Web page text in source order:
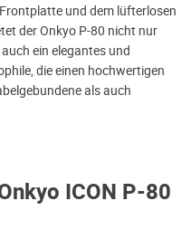
ICON P-80
und dem lüfterlosen
der Onkyo P-80 nicht nur
ein elegantes und
die einen hochwertigen
als auch